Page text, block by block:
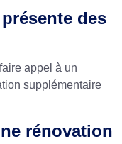
des
appel à un
supplémentaire
rénovation